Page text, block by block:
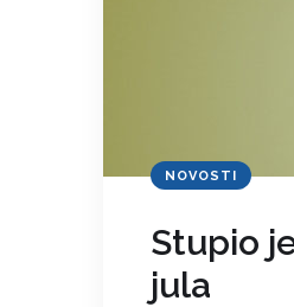
NOVOSTI
Stupio
jula